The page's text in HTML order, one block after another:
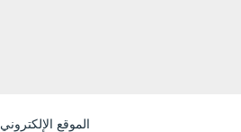
الموقع الإلكتروني